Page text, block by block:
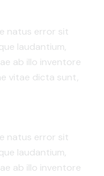
natus error sit
laudantium,
ab illo inventore
vitae dicta sunt,
natus error sit
laudantium,
ab illo inventore